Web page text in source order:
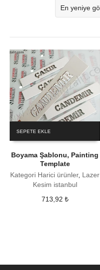
SEPETE EKLE
Boyama Şablonu, Painting
Template
Kategori Harici ürünler, Lazer
Kesim istanbul
713,92 ₺